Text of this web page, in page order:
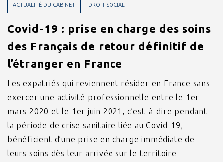
ACTUALITÉ DU CABINET DROIT SOCIAL
Covid-19 : prise en charge des soins
des Français de retour définitif de
l’étranger en France
Les expatriés qui reviennent résider en France sans
exercer une activité professionnelle entre le 1er
mars 2020 et le 1er juin 2021, c’est-à-dire pendant
la période de crise sanitaire liée au Covid-19,
bénéficient d’une prise en charge immédiate de
leurs soins dès leur arrivée sur le territoire